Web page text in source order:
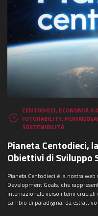
CENTODIECI, ECONOMIA 0.0
FUTURABILITY,
SOSTENIBILITÀ
Pianeta Centodieci,
Obiettivi di Sviluppo
Pianeta Centodieci è la nostra
Development Goals, che
internazionale verso i temi cruciali
cambio di paradigma, da